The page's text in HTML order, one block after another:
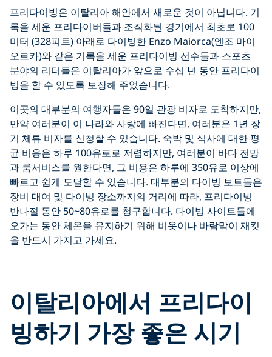
프리다이빙은 이탈리아 해안에서 새로운 것이 아닙니다. 기
록을 세운 프리다이버들과 조직화된 경기에서 최초로 100
미터 (328피트) 아래로 다이빙한 Enzo Maiorca(엔조 마이
오르카)와 같은 기록을 세운 프리다이빙 선수들과 스포츠
분야의 리더들은 이탈리아가 앞으로 수십 년 동안 프리다이
빙을 할 수 있도록 보장해 주었습니다.
이곳의 대부분의 여행자들은 90일 관광 비자로 도착하지만,
만약 여러분이 이 나라와 사랑에 빠진다면, 여러분은 1년 장
기 체류 비자를 신청할 수 있습니다. 숙박 및 식사에 대한 평
균 비용은 하루 100유로로 저렴하지만, 여러분이 바다 전망
과 룸서비스를 원한다면, 그 비용은 하루에 350유로 이상에
빠르고 쉽게 도달할 수 있습니다. 대부분의 다이빙 보트들은
장비 대여 및 다이빙 장소까지의 거리에 따라, 프리다이빙
반나절 동안 50~80유로를 청구합니다. 다이빙 사이트들에
오가는 동안 체온을 유지하기 위해 비옷이나 바람막이 재킷
을 반드시 가지고 가세요.
이탈리아에서 프리다이
빙하기 가장 좋은 시기